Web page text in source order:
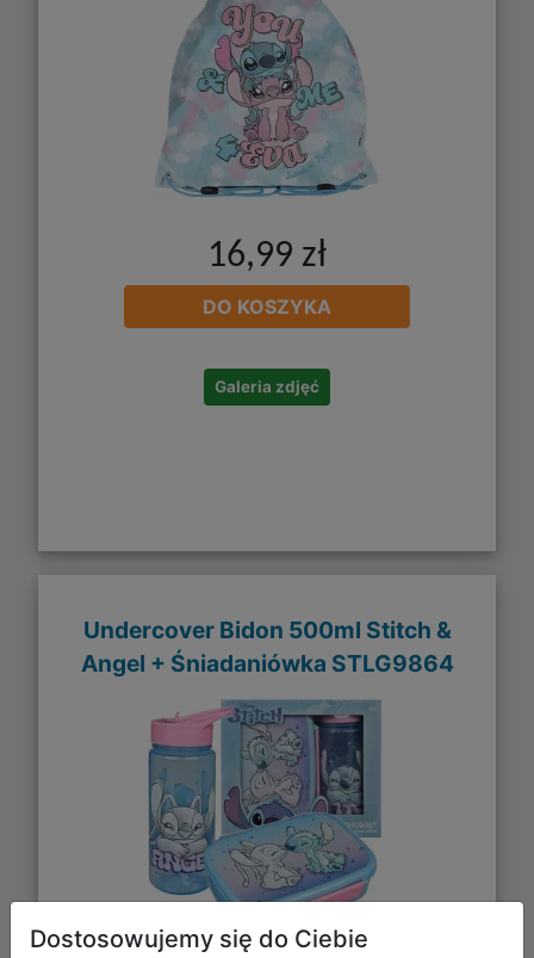
16,99 zł
DO KOSZYKA
Galeria zdjęć
Undercover Bidon 500ml Stitch &
Angel + Śniadaniówka STLG9864
Dostosowujemy się do Ciebie